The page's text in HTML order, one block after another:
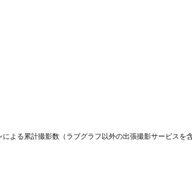
よる累計撮影数（ラブグラフ以外の出張撮影サービスを